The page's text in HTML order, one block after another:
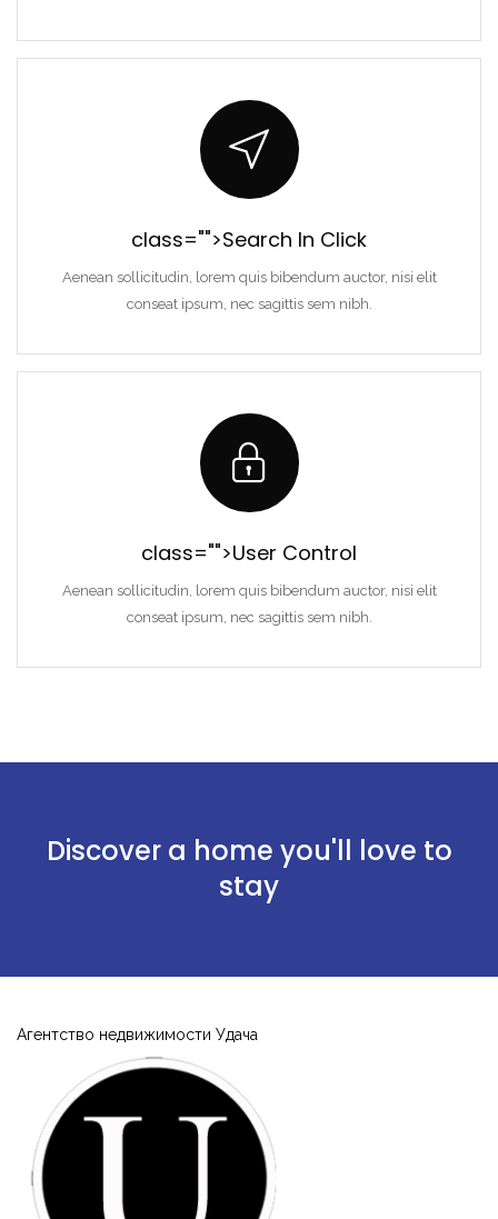
class="">Search In Click
Aenean sollicitudin, lorem quis bibendum auctor, nisi elit
conseat ipsum, nec sagittis sem nibh.
class="">User Control
Aenean sollicitudin, lorem quis bibendum auctor, nisi elit
conseat ipsum, nec sagittis sem nibh.
Discover a home you'll love to
stay
Агентство недвижимости Удача